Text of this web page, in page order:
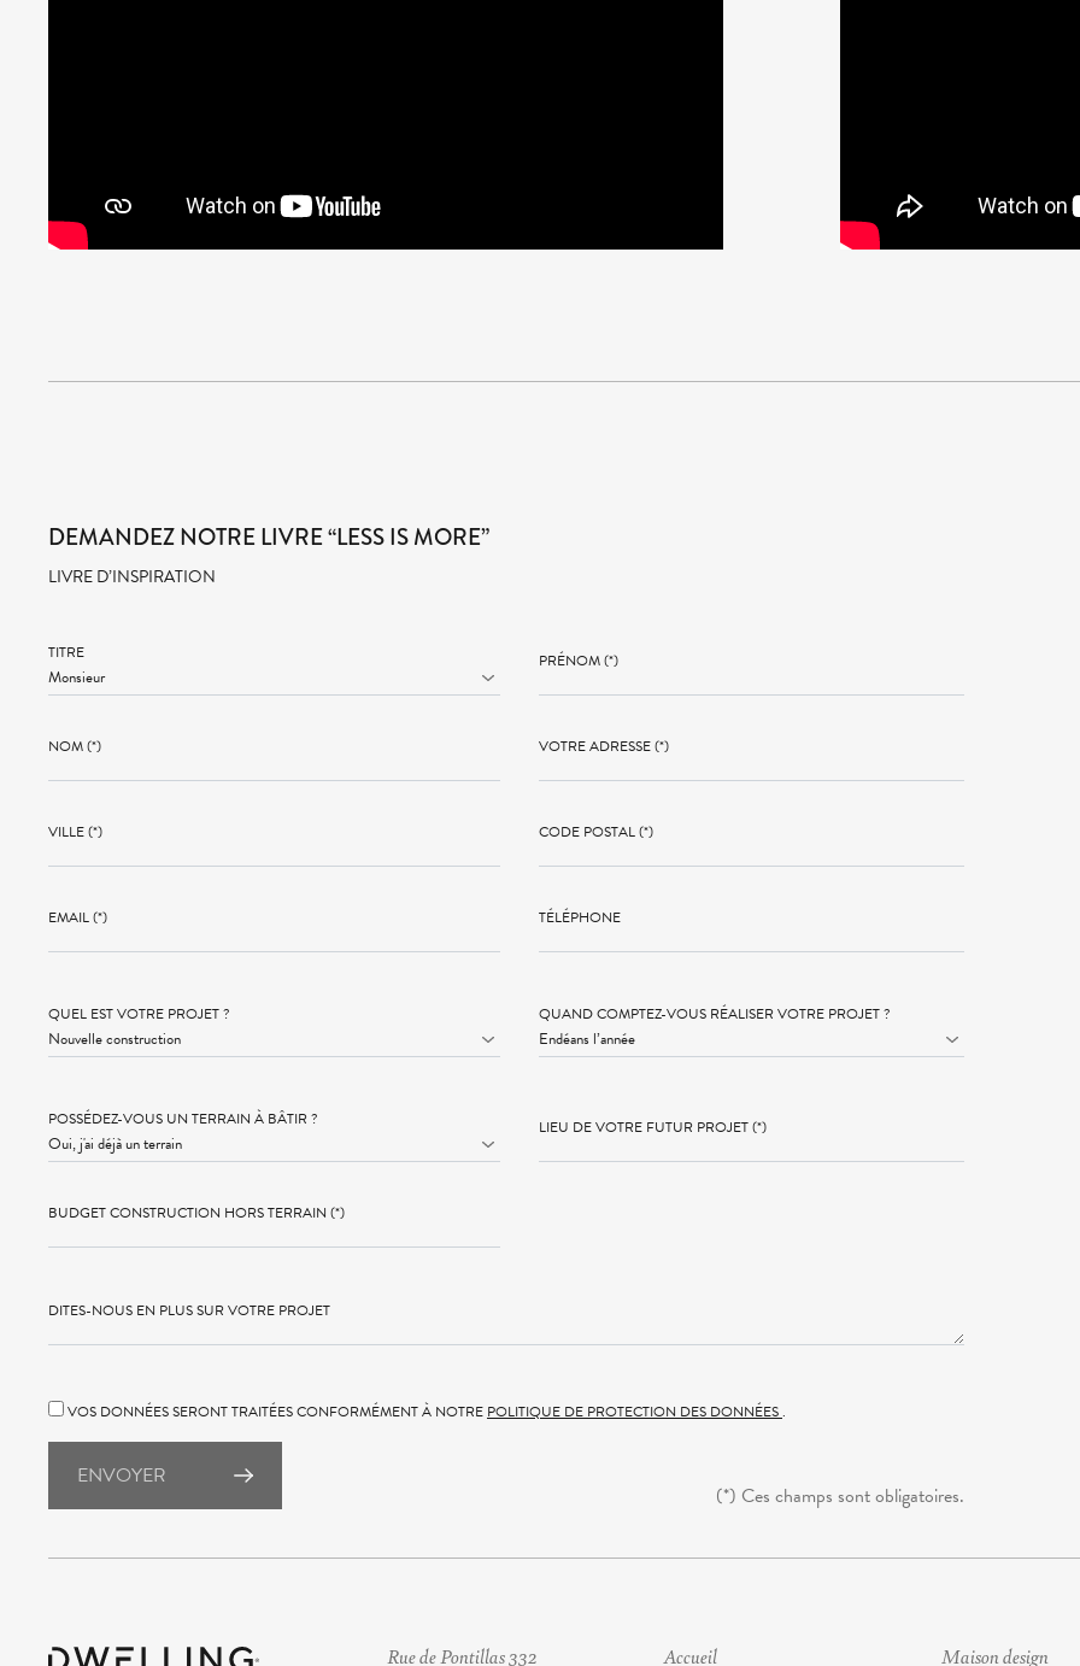
DEMANDEZ NOTRE LIVRE “LESS IS MORE”
LIVRE D’INSPIRATION
TITRE PRÉNOM (*)
NOM (*) VOTRE ADRESSE (*)
VILLE (*) CODE POSTAL (*)
EMAIL (*) TÉLÉPHONE
QUEL EST VOTRE PROJET ? QUAND COMPTEZ-VOUS RÉALISER VOTRE PROJET ?
POSSÉDEZ-VOUS UN TERRAIN À BÂTIR ? LIEU DE VOTRE FUTUR PROJET (*)
BUDGET CONSTRUCTION HORS TERRAIN (*)
DITES-NOUS EN PLUS SUR VOTRE PROJET
VOS DONNÉES SERONT TRAITÉES CONFORMÉMENT À NOTRE POLITIQUE DE PROTECTION DES DONNÉES.
ENVOYER
(*) Ces champs sont obligatoires.
Rue de Pontillas 332 Accueil Maison design